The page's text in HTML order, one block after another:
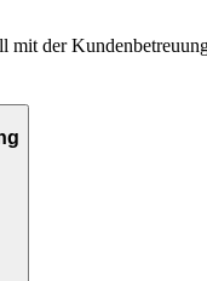
mit der